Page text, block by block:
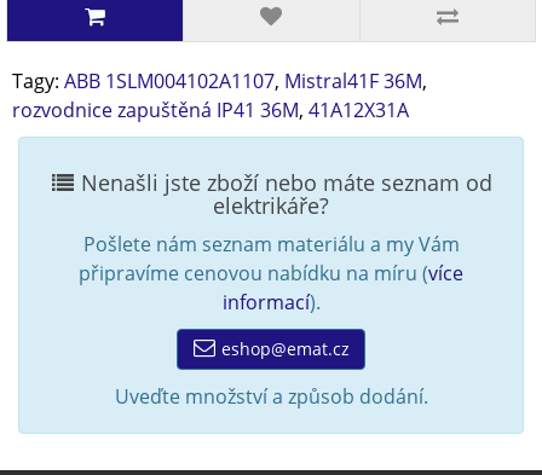
Tagy: ABB 1SLM004102A1107, Mistral41F 36M,
rozvodnice zapuštěná IP41 36M, 41A12X31A
Nenašli jste zboží nebo máte seznam od
elektrikáře?
Pošlete nám seznam materiálu a my Vám
připravíme cenovou nabídku na míru (více
informací).
eshop@emat.cz
Uveďte množství a způsob dodání.